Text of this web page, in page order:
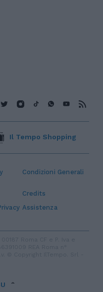
Condizioni Generali
Credits
Assistenza
Il Tempo Shopping